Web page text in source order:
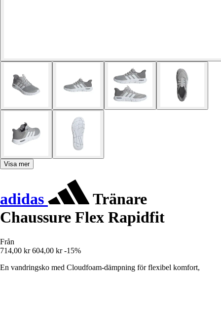
Visa mer
adidas
Tränare
Chaussure Flex Rapidfit
Från
714,00 kr 604,00 kr -15%
En vandringsko med Cloudfoam-dämpning för flexibel komfort,